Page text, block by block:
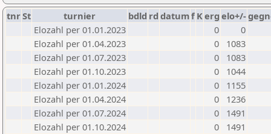
tnrSt turnier bdld rd datumf Kerg elo+/-
Elozahl per 01.01.2023
0
0
Elozahl per 01.04.2023
0
1083
Elozahl per 01.07.2023
0
1083
Elozahl per 01.10.2023
0
1044
Elozahl per 01.01.2024
0
1155
Elozahl per 01.04.2024
0
1236
Elozahl per 01.07.2024
0
1491
Elozahl per 01.10.2024
0
1491